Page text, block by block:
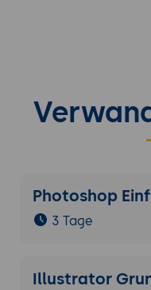
Photoshop
3 Tage
Illustrator